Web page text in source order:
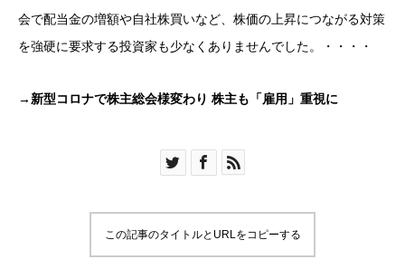
会で配当金の増額や自社株買いなど、株価の上昇につながる対策
を強硬に要求する投資家も少なくありませんでした。・・・・
→新型コロナで株主総会様変わり 株主も「雇用」重視に
この記事のタイトルとURLをコピーする